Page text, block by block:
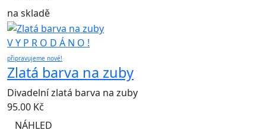
na skladě
V Y P R O D Á N O !
připravujeme nové!
Zlatá barva na zuby
Divadelní zlatá barva na zuby
95.00 Kč
NÁHLED